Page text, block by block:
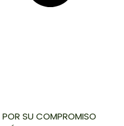
SU COMPROMISO